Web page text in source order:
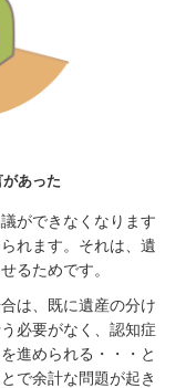
あった
ができなくなります
れます。それは、遺
るためです。
は、既に遺産の分け
必要がなく、認知症
進められる・・・と
で余計な問題が起き